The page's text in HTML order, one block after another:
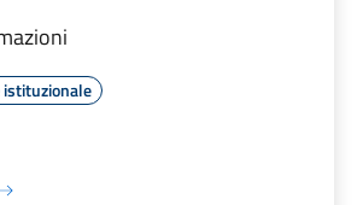
istituzionale